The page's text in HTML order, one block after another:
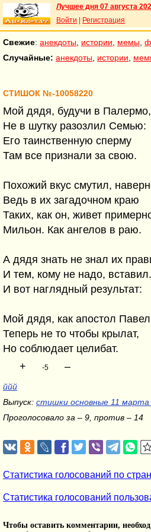
Лучшее дня 07 августа
Войти
Регистрация
Свежие: анекдоты истории мемы
Случайные: анекдоты истории
СТИШОК №-10058220
Мой дядя, будучи в Палермо,
Не в шутку разозлил Семью:
Его таинственную сперму
Там все признали за свою.
Похожий вкус смутил,
Ведь в их загадочном краю
Таких, как он, живет
Мильон. Как ангелов в раю.
А дядя знать не знал их
И тем, кому не надо, вставил.
И вот наглядный результат:
Мой дядя, как апостол
Теперь не то чтобы крылат,
Но соблюдает целибат.
+
-5 –
ййй
Выпуск: стишки основные 11 марта
Проголосовало за – 9, против – 14
Статистика голосований по
Статистика голосований
Чтобы оставить комментарии,